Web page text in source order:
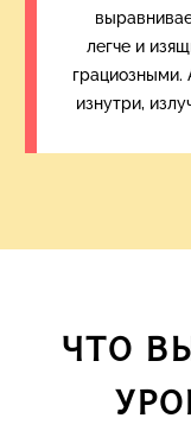
легче и
грациозными.
изнутри,
ЧТО